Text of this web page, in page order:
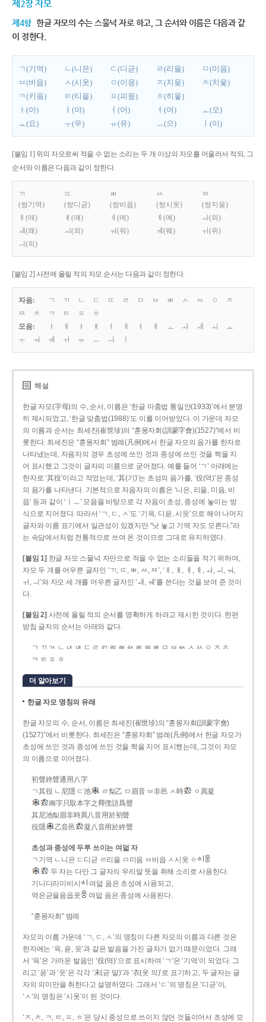
제2장 자모
제4항 한글 자모의 수는 스물넉 자로 하고, 그 순서와 이름은 다음과 같
이 정한다.
ㄱ(기역) ㄴ(니은) ㄷ(디귿) ㄹ(리을)
ㅁ(미음)
ㅂ(비읍)
ㅅ(시옷) ㅇ(이응) ㅈ(지읒)
ㅊ(치읓)
ㅋ(키읔)
ㅌ(티읕) ㅍ(피읖)
ㅎ(히읗)
ㅏ(아)
ㅑ(야) ㅓ(어) ㅕ(여)
ㅗ(오)
ㅛ(요)
ㅜ(우) ㅠ(유) ㅡ(으) ㅣ(이)
[붙임 1] 위의 자모로써 적을 수 없는 소리는 두 개 이상의 자모를 어울러서 적되, 그
순서와 이름은 다음과 같이 정한다.
ㄲ
(쌍기역)
ㄸ
(쌍디귿)
ㅃ
(쌍비읍)
ㅆ
(쌍시옷)
ㅉ
(쌍지읒)
ㅐ(애)
ㅒ(얘) ㅔ(에) ㅖ(예)
ㅘ(와)
ㅙ(왜)
ㅚ(외) ㅝ(워) ㅞ(웨)
ㅟ(위)
ㅢ(의)
[붙임 2] 사전에 올릴 적의 자모 순서는 다음과 같이 정한다.
자음: ㄱ ㄲ ㄴ ㄷ ㄸ ㄹ ㅁ ㅂ ㅃ ㅅ ㅆ ㅇ
ㅈ
ㅉ
ㅊ ㅋ ㅌ ㅍ
ㅎ
모음:
ㅏ ㅐ ㅑ ㅒ ㅓ ㅔ ㅕ ㅖ ㅗ ㅘ ㅙ ㅚ
ㅛ
ㅜ
ㅝ ㅞ ㅟ ㅠ ㅡ ㅢ
해설
한글 자모(字母)의 수, 순서, 이름은 ‘한글 마춤법 통일안(1933)’에서 분명
히 제시되었고, ‘한글 맞춤법(1988)’도 이를 이어받았다. 이 가운데 자모
의 이름과 순서는 최세진(崔世珍)의 “훈몽자회(訓蒙字會)(1527)”에서 비
롯한다. 최세진은 “훈몽자회” 범례(凡例)에서 한글 자모의 음가를 한자로
나타냈는데, 자음자의 경우 초성에 쓰인 것과 종성에 쓰인 것을 짝을 지
어 표시했고 그것이 글자의 이름으로 굳어졌다. 예를 들어 ‘ㄱ’ 아래에는
한자로 ‘其役’이라고 적었는데, ‘其(기)’는 초성의 음가를, ‘役(역)’은 종성
의 음가를 나타낸다. 기본적으로 자음자의 이름은 ‘니은, 리을, 미음, 비
읍’ 등과 같이 ‘ㅣㅡ’ 모음을 바탕으로 각 자음이 초성, 종성에 놓이는 방
식으로 지어졌다. 따라서 ‘ㄱ, ㄷ, ㅅ’도 ‘기윽, 디읃, 시읏’으로 해야 나머지
글자와 이름 표기에서 일관성이 있겠지만 “낫 놓고 기역 자도 모른다.”라
는 속담에서처럼 전통적으로 쓰여 온 것이므로 그대로 유지하였다.
[붙임 1] 한글 자모 스물넉 자만으로 적을 수 없는 소리들을 적기 위하여,
자모 두 개를 어우른 글자인 ‘ㄲ, ㄸ, ㅃ, ㅆ, ㅉ’, ‘ㅐ, ㅒ, ㅔ, ㅖ, ㅘ, ㅚ, ㅝ,
ㅟ, ㅢ’와 자모 세 개를 어우른 글자인 ‘ㅙ, ㅞ’를 쓴다는 것을 보여 준 것이
다.
[붙임 2] 사전에 올릴 적의 순서를 명확하게 하려고 제시한 것이다. 한편
받침 글자의 순서는 아래와 같다.
ㄱ ㄲ ㄳ ㄴ ㄵ ㄶ ㄷ ㄹ ㄺ ㄻ ㄼ ㄽ ㄾ ㄿ ㅀ ㅁ ㅂ ㅄ ㅅ ㅆ ㅇ ㅈ ㅊ
ㅋ ㅌ ㅍ ㅎ
더 알아보기
한글 자모 명칭의 유래
한글 자모의 수, 순서, 이름은 최세진(崔世珍)의 “훈몽자회(訓蒙字會)
(1527)”에서 비롯한다. 최세진은 “훈몽자회” 범례(凡例)에서 한글 자모가
초성에 쓰인 것과 종성에 쓰인 것을 짝을 지어 표시했는데, 그것이 자모
의 이름으로 이어졌다.
初聲終聲通用八字
ㄱ其役 ㄴ尼隱 ㄷ池
ㄹ梨乙 ㅁ眉音 ㅂ非邑 ㅅ時
ㆁ異凝
兩字只取本字之釋俚語爲聲
其尼池梨眉非時異八音用於初聲
役隱
乙音邑 凝八音用於終聲
초성과 종성에 두루 쓰이는 여덟 자
ㄱ기역 ㄴ니은 ㄷ디귿 ㄹ리을 ㅁ미음 ㅂ비읍 ㅅ시옷 ㆁ
두 자는 다만 그 글자의 우리말 뜻을 취해 소리로 사용한다.
기니디리미비시
여덟 음은 초성에 사용되고,
역은귿을음읍옷
여덟 음은 종성에 사용된다.
“훈몽자회” 범례
자모의 이름 가운데 ‘ㄱ, ㄷ, ㅅ’의 명칭이 다른 자모의 이름과 다른 것은
한자에는 ‘윽, 읃, 읏’과 같은 발음을 가진 글자가 없기 때문이었다. 그래
서 ‘윽’은 가까운 발음인 ‘役(역)’으로 표시하여 ‘ㄱ’은 ‘기역’이 되었다. 그
리고 ‘읃’과 ‘읏’은 각각 ‘末(귿 말)’과 ‘衣(옷 의)’로 표기하고, 두 글자는 글
자의 의미만을 취한다고 설명하였다. 그래서 ‘ㄷ’의 명칭은 ‘디귿’이,
‘ㅅ’의 명칭은 ‘시옷’이 된 것이다.
‘ㅈ, ㅊ, ㅋ, ㅌ, ㅍ, ㅎ’은 당시 종성으로 쓰이지 않던 것들이어서 초성에 모